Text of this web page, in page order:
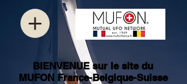
BIENVENUE sur le site du
MUFON France-Belgique-Suisse